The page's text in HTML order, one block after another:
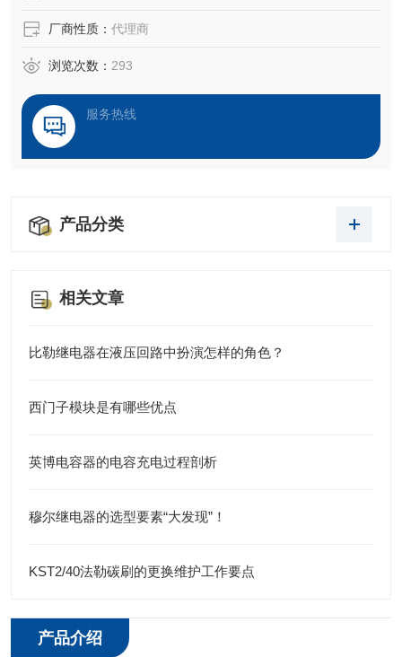
厂商性质： 代理商
浏览次数： 293
服务热线
产品分类
相关文章
比勒继电器在液压回路中扮演怎样的角色？
西门子模块是有哪些优点
英博电容器的电容充电过程剖析
穆尔继电器的选型要素“大发现”！
KST2/40法勒碳刷的更换维护工作要点
产品介绍